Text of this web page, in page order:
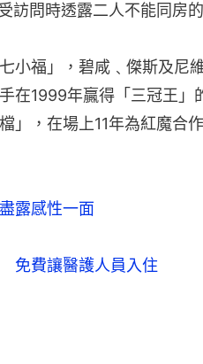
訪問時透露二人不能同房
小福」，碧咸﹑傑斯及尼
在1999年贏得「三冠王」
」，在場上11年為紅魔合
露感性一面
免費讓醫護人員入住